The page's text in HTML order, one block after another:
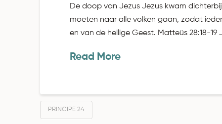
De doop van Jezus Jezus kwam
moeten naar alle volken gaan, zodat
en van de heilige Geest. Matteüs 28:18-19
Read More
PRINCIPE 24